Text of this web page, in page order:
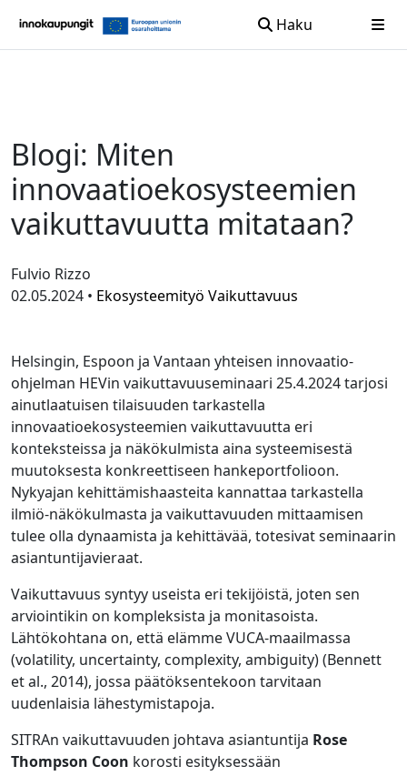
Haku
Blogi: Miten
innovaatioekosysteemien
vaikuttavuutta mitataan?
Fulvio Rizzo
02.05.2024 • Ekosysteemityö Vaikuttavuus
Helsingin, Espoon ja Vantaan yhteisen innovaatio-
ohjelman HEVin vaikuttavuuseminaari 25.4.2024 tarjosi
ainutlaatuisen tilaisuuden tarkastella
innovaatioekosysteemien vaikuttavuutta eri
konteksteissa ja näkökulmista aina systeemisestä
muutoksesta konkreettiseen hankeportfolioon.
Nykyajan kehittämishaasteita kannattaa tarkastella
ilmiö-näkökulmasta ja vaikuttavuuden mittaamisen
tulee olla dynaamista ja kehittävää, totesivat seminaarin
asiantuntijavieraat.
Vaikuttavuus syntyy useista eri tekijöistä, joten sen
arviointikin on kompleksista ja monitasoista.
Lähtökohtana on, että elämme VUCA-maailmassa
(volatility, uncertainty, complexity, ambiguity) (Bennett
et al., 2014), jossa päätöksentekoon tarvitaan
uudenlaisia lähestymistapoja.
SITRAn vaikuttavuuden johtava asiantuntija Rose
Thompson Coon korosti esityksessään